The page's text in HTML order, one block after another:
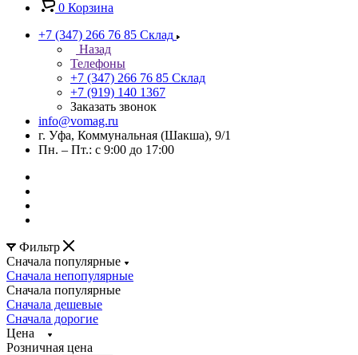
0 Корзина
+7 (347) 266 76 85 Склад
Назад
Телефоны
+7 (347) 266 76 85 Склад
+7 (919) 140 1367
Заказать звонок
info@vomag.ru
г. Уфа, Коммунальная (Шакша), 9/1
Пн. – Пт.: с 9:00 до 17:00
Фильтр
Сначала популярные
Сначала непопулярные
Сначала популярные
Сначала дешевые
Сначала дорогие
Цена
Розничная цена